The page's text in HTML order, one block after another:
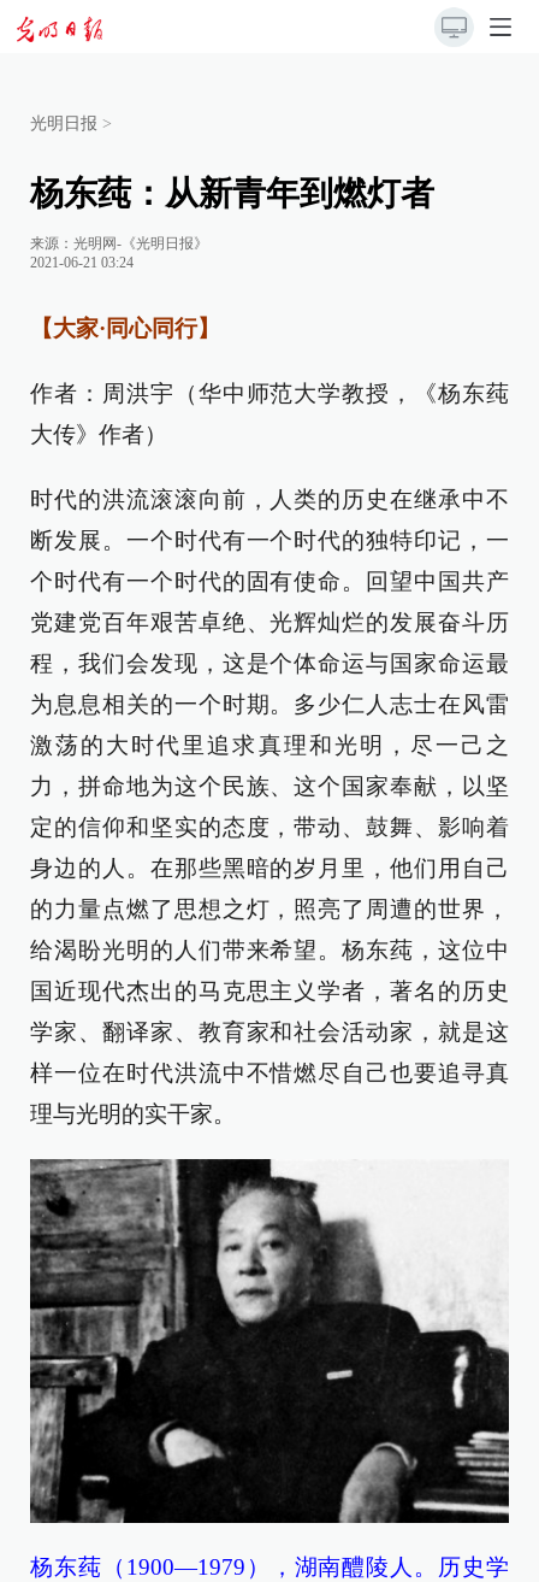
光明日报 >
杨东莼：从新青年到燃灯者
来源： 光明网-《光明日报》
2021-06-21 03:24
【大家·同心同行】
作者：周洪宇（华中师范大学教授，《杨东莼
大传》作者）
时代的洪流滚滚向前，人类的历史在继承中不
断发展。一个时代有一个时代的独特印记，一
个时代有一个时代的固有使命。回望中国共产
党建党百年艰苦卓绝、光辉灿烂的发展奋斗历
程，我们会发现，这是个体命运与国家命运最
为息息相关的一个时期。多少仁人志士在风雷
激荡的大时代里追求真理和光明，尽一己之
力，拼命地为这个民族、这个国家奉献，以坚
定的信仰和坚实的态度，带动、鼓舞、影响着
身边的人。在那些黑暗的岁月里，他们用自己
的力量点燃了思想之灯，照亮了周遭的世界，
给渴盼光明的人们带来希望。杨东莼，这位中
国近现代杰出的马克思主义学者，著名的历史
学家、翻译家、教育家和社会活动家，就是这
样一位在时代洪流中不惜燃尽自己也要追寻真
理与光明的实干家。
杨东莼（1900—1979），湖南醴陵人。历史学